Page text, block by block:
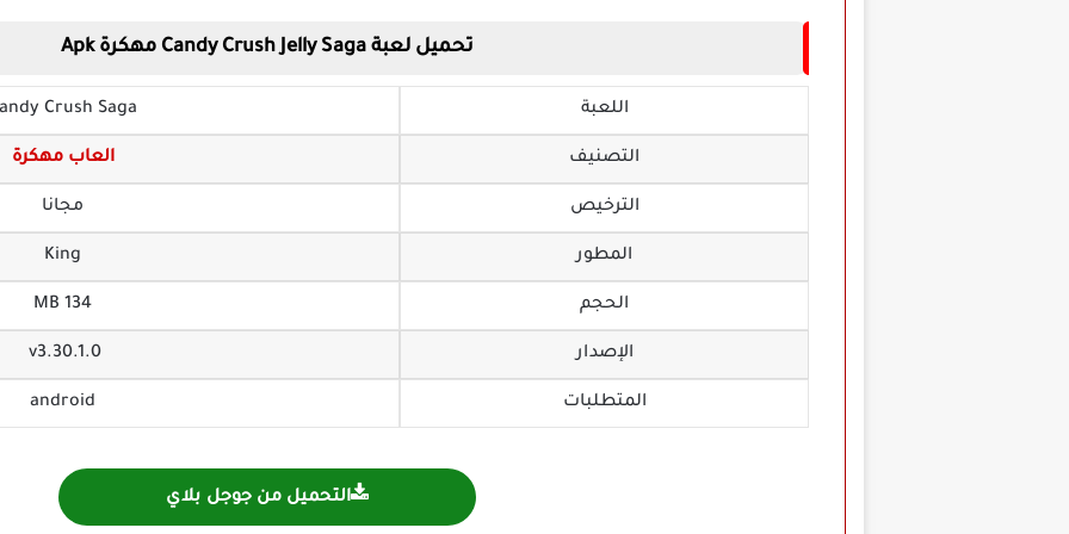
تحميل لعبة Candy Crush Jelly Saga مهكرة Apk
اللعبة Crush Saga
التصنيف العاب مهكرة
الترخيص مجانا
المطور King
الحجم 134 MB
الإصدار v3.30.1.0
المتطلبات android
التحميل من جوجل بلاي